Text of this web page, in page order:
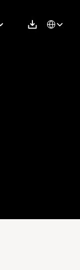
Select